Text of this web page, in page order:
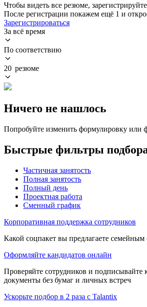
Чтобы видеть все резюме,
После регистрации покажем ещё 1 и
Зарегистрироваться
За всё время
По соответствию
20 резюме
Ничего не нашлось
Попробуйте изменить формулировку или
Быстрые фильтры
Частичная занятость
Полная занятость
Полный день
Проектная работа
Сменный график
Корпоративная поддержка сотрудников
Какой соцпакет вы предлагаете семейным
Оформляйте кандидатов онлайн
Проверяйте сотрудников и подписывайте
документы без бумаг и личных встреч
Ускорьте подбор в 2 раза с Talantix